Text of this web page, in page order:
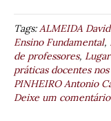
Tags:ALMEIDA
Ensino Fundamental,
de professores,
práticas docentes
PINHEIRO Antonio
Deixe um comentário